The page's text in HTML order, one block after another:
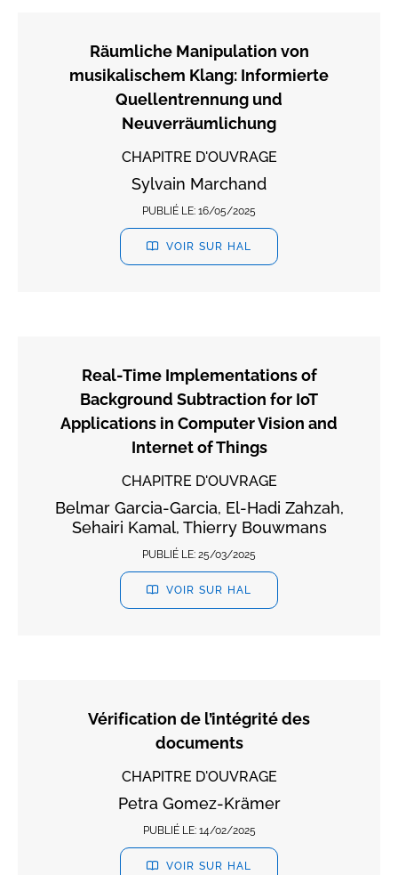
Räumliche Manipulation von
musikalischem Klang: Informierte
Quellentrennung und
Neuverräumlichung
CHAPITRE D'OUVRAGE
Sylvain Marchand
PUBLIÉ LE: 16/05/2025
VOIR SUR HAL
Real-Time Implementations of
Background Subtraction for IoT
Applications in Computer Vision and
Internet of Things
CHAPITRE D'OUVRAGE
Belmar Garcia-Garcia, El-Hadi Zahzah,
Sehairi Kamal, Thierry Bouwmans
PUBLIÉ LE: 25/03/2025
VOIR SUR HAL
Vérification de l’intégrité des
documents
CHAPITRE D'OUVRAGE
Petra Gomez-Krämer
PUBLIÉ LE: 14/02/2025
VOIR SUR HAL